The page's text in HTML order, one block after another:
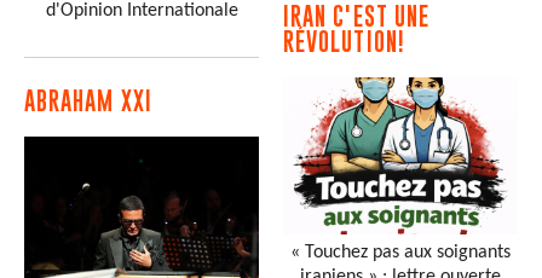
d'Opinion Internationale
ABRAHAM XXI
IRAN C'EST UNE
RÉVOLUTION!
« Touchez pas aux soignants